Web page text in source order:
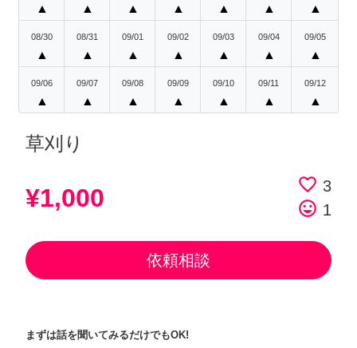
▲ ▲ ▲ ▲ ▲ ▲ ▲
08/30
▲
08/31
▲
09/01
▲
09/02
▲
09/03
▲
09/04
▲
09/05
▲
09/06
▲
09/07
▲
09/08
▲
09/09
▲
09/10
▲
09/11
▲
09/12
▲
草刈り
¥1,000 favorite_border 3
tag_faces 1
依頼相談
まずは話を聞いてみるだけでもOK!